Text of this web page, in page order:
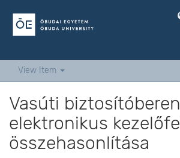
View Item
Vasúti
elektronikus
összehasonlítása